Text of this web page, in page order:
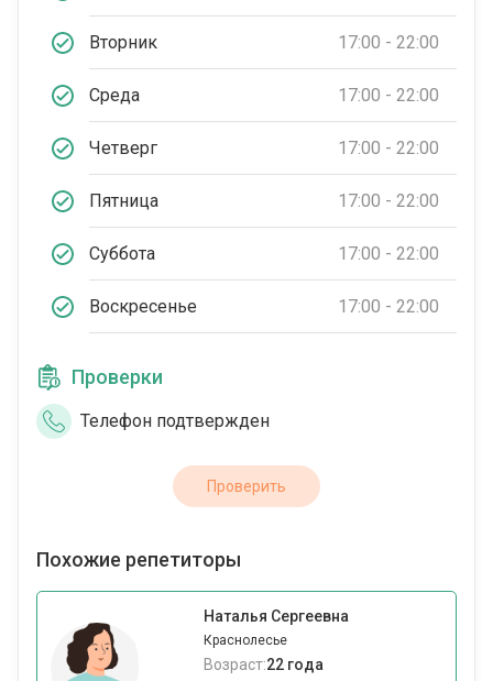
Вторник 17:00 - 22:00
Среда 17:00 - 22:00
Четверг 17:00 - 22:00
Пятница 17:00 - 22:00
Суббота 17:00 - 22:00
Воскресенье 17:00 - 22:00
Проверки
Телефон подтвержден
Проверить
Похожие репетиторы
Наталья Сергеевна
Краснолесье
Возраст:22 года